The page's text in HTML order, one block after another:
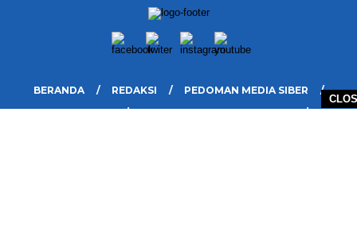
BERANDA REDAKSI
PEDOMAN MEDIA SIBER
DISCLAIMER
INFO IKLAN DAN KERJASAMA